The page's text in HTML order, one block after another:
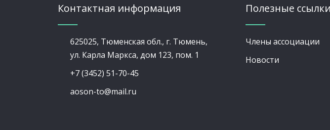
Контактная информация
625025, Тюменская обл., г. Тюмень,
ул. Карла Маркса, дом 123, пом. 1
+7 (3452) 51-70-45
aoson-to@mail.ru
Полезные ссылки
Члены ассоциации
Новости